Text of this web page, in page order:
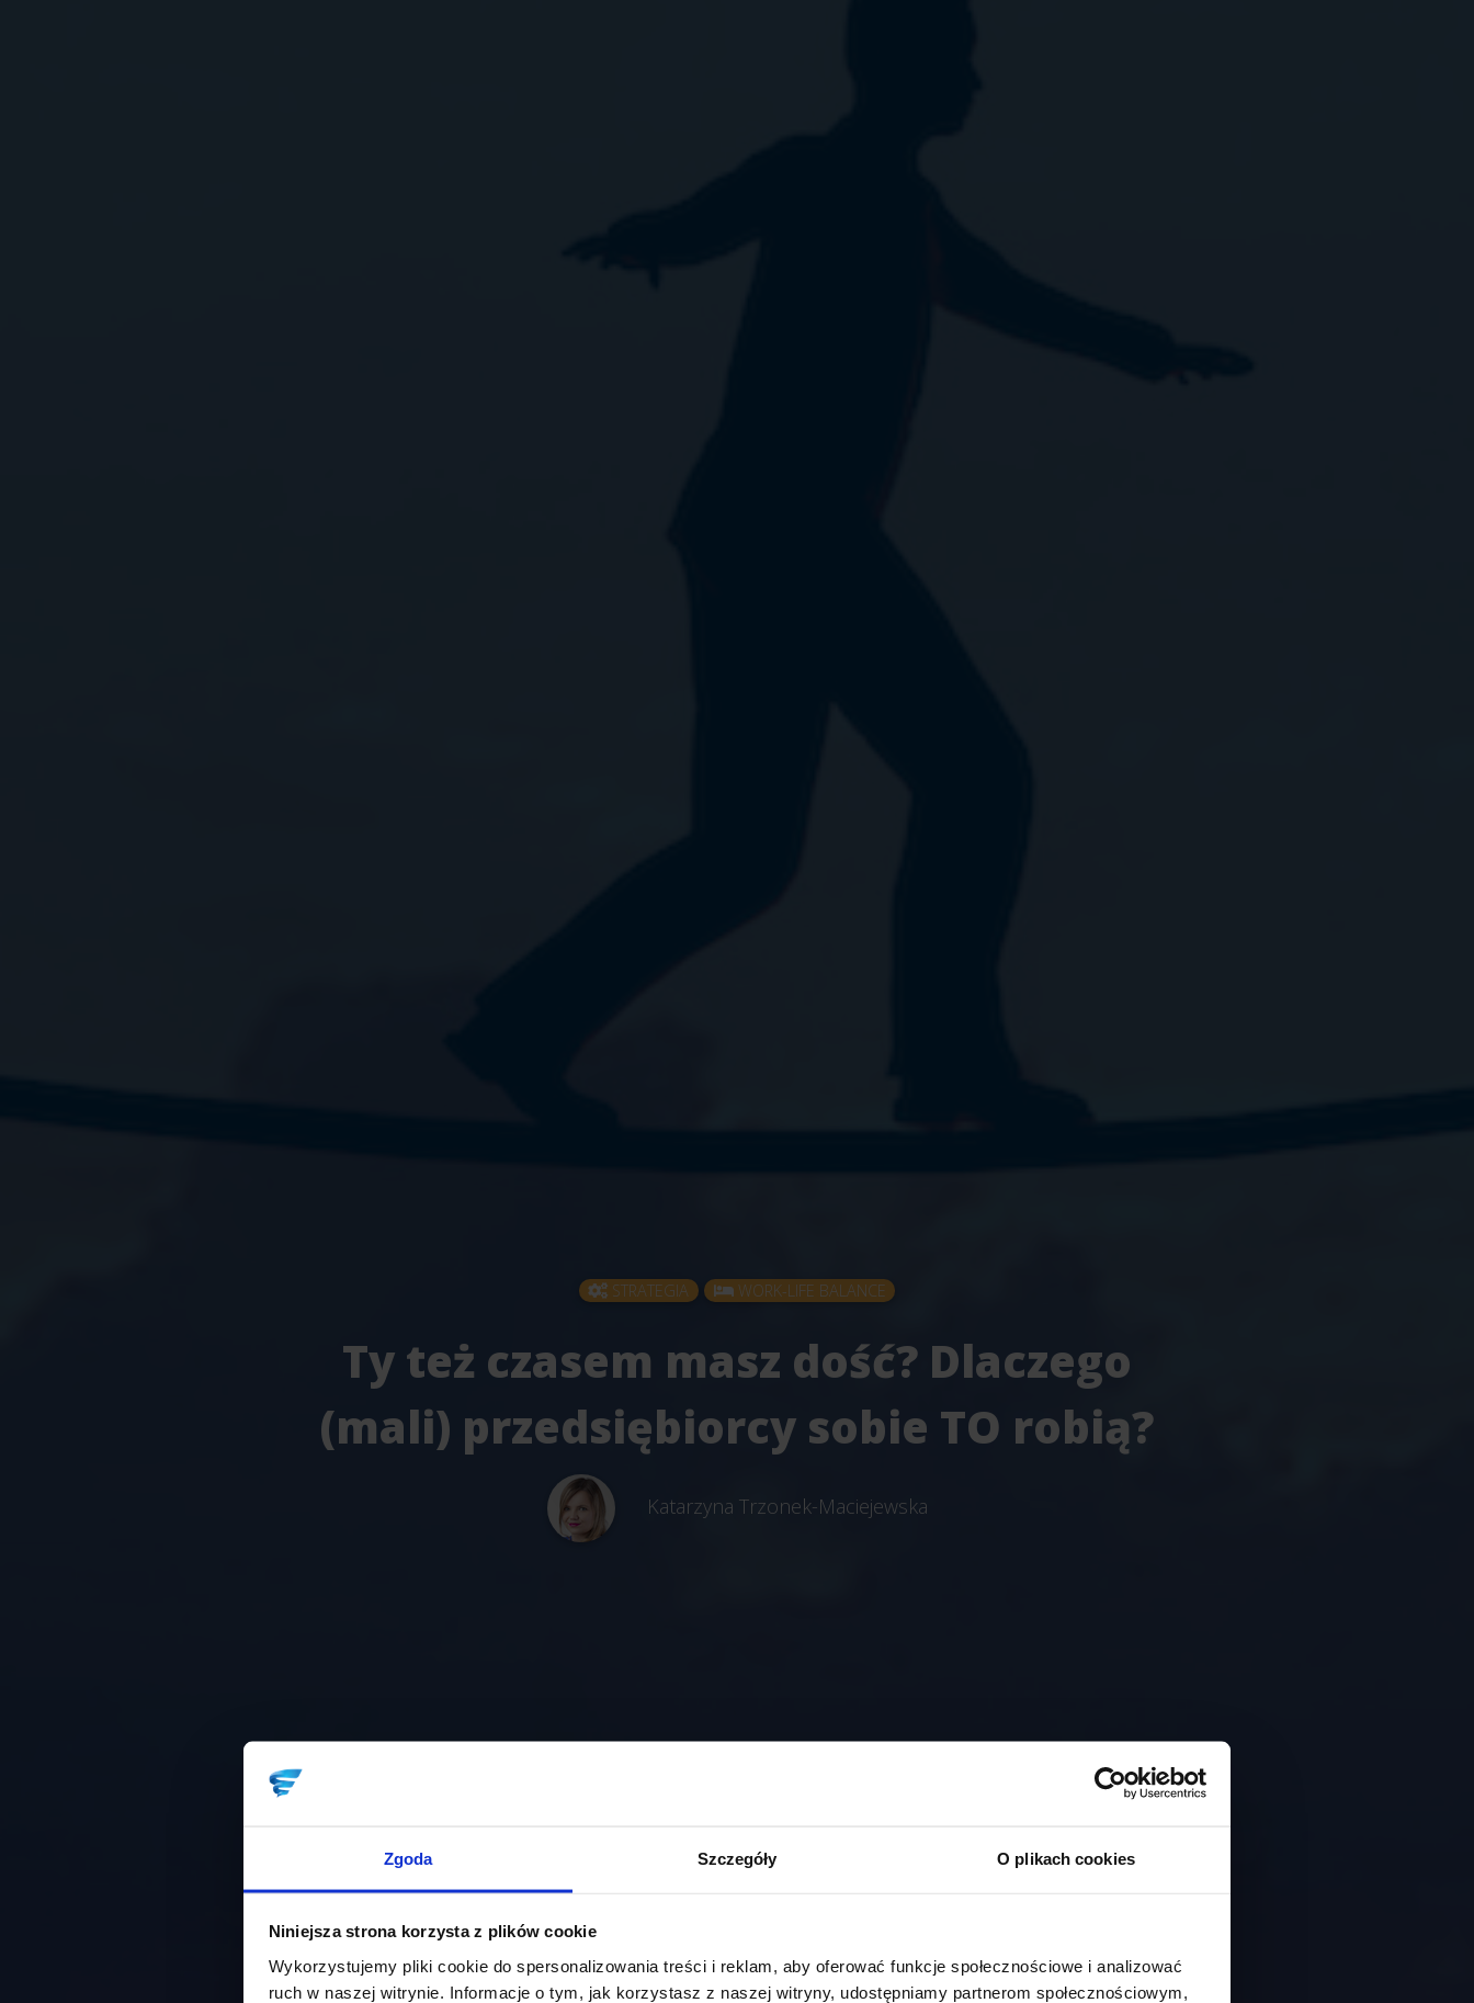
Zgoda Szczegóły O plikach cookies
Niniejsza strona korzysta z plików cookie
Wykorzystujemy pliki cookie do spersonalizowania treści i reklam, aby oferować funkcje społecznościowe i analizować
ruch w naszej witrynie. Informacje o tym, jak korzystasz z naszej witryny, udostępniamy partnerom społecznościowym,
STRATEGIA WORK-LIFE BALANCE
Ty też czasem masz dość? Dlaczego
(mali) przedsiębiorcy sobie TO robią?
Katarzyna Trzonek-Maciejewska